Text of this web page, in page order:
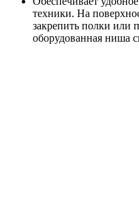
техники. На
закрепить полки или
оборудованная ниша